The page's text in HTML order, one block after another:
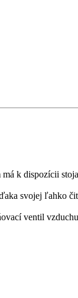
má k dispozícii
svojej ľahko
ventil